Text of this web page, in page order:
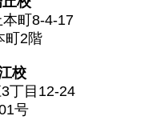
町8-4-17
町2階
校
丁目12-24
号